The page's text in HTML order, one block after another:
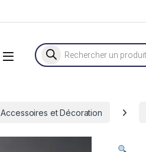
Recherche de produits
Accessoires et Décoration